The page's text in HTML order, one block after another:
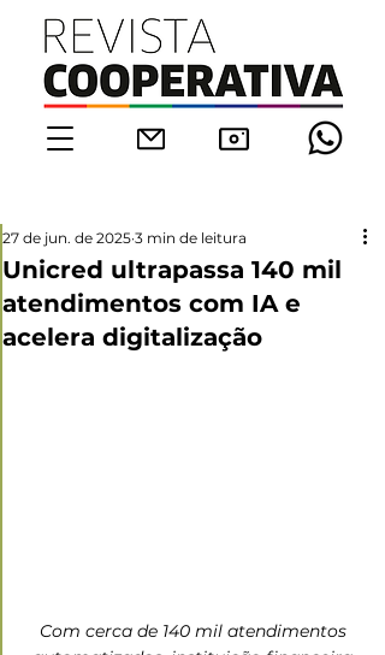
Unicred ultrapassa 140 mil
atendimentos com IA e
acelera digitalização
27 de jun. de 2025 3 min de leitura
Com cerca de 140 mil atendimentos